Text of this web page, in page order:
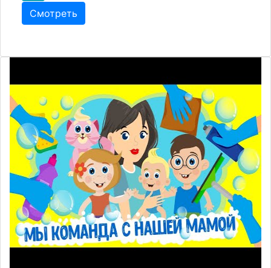
Смотреть